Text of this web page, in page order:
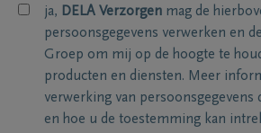
ja, DELA Verzorgen mag de
persoonsgegevens verwerken en
Groep om mij op de hoogte te
producten en diensten. Meer
verwerking van persoonsgegevens
en hoe u de toestemming kan